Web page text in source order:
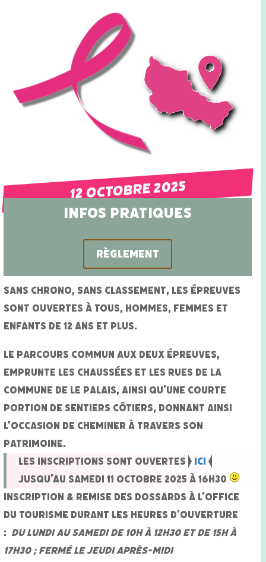
12 octobre 2025
Infos Pratiques
Règlement
SANS CHRONO, SANS CLASSEMENT, les épreuves
sont ouvertes à tous, hommes, femmes et
enfants de 12 ans et plus.
Le parcours commun aux deux épreuves,
emprunte les chaussées et les rues de la
commune de Le Palais, ainsi qu’une courte
portion de sentiers côtiers, donnant ainsi
l’occasion de cheminer à travers son
patrimoine.
Les inscriptions sont ouvertes > ICI <
jusqu’au samedi 11 octobre 2025 à 16h30
Inscription & Remise des dossards à l’Office
du Tourisme durant les heures d’ouverture
: du lundi au samedi de 10h à 12h30 et de 15h à
17h30 ; fermé le jeudi après-midi